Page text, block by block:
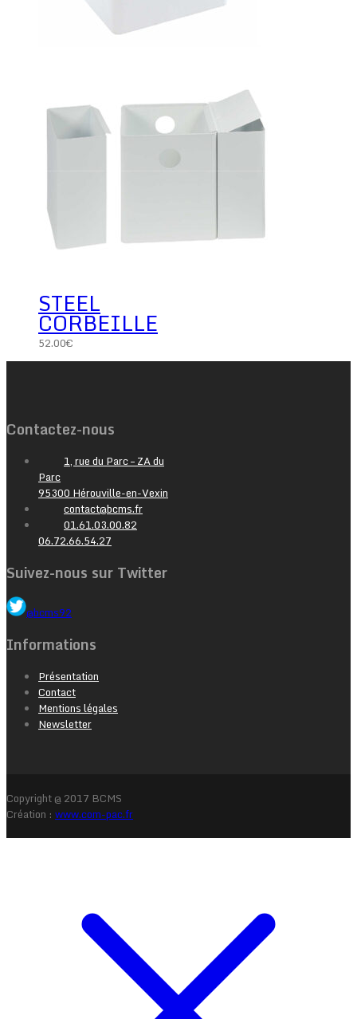
STEEL
CORBEILLE
52.00€
Contactez-nous
1, rue du Parc – ZA du
Parc
95300 Hérouville-en-Vexin
contact@bcms.fr
01.61.03.00.82
06.72.66.54.27
Suivez-nous sur Twitter
@bcms92
Informations
Présentation
Contact
Mentions légales
Newsletter
Copyright @ 2017 BCMS
Création : www.com-pac.fr